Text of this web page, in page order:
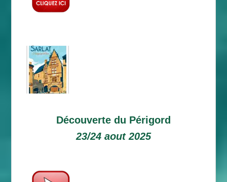
Découverte du Périgord
23/24 aout 2025